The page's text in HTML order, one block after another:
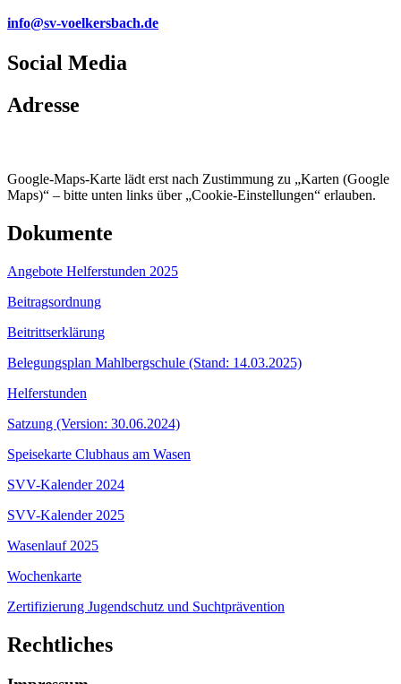
info@sv-voelkersbach.de
Social Media
Adresse
Google-Maps-Karte lädt erst nach Zustimmung zu „Karten (Google
Maps)“ – bitte unten links über „Cookie-Einstellungen“ erlauben.
Dokumente
Angebote Helferstunden 2025
Beitragsordnung
Beitrittserklärung
Belegungsplan Mahlbergschule (Stand: 14.03.2025)
Helferstunden
Satzung (Version: 30.06.2024)
Speisekarte Clubhaus am Wasen
SVV-Kalender 2024
SVV-Kalender 2025
Wasenlauf 2025
Wochenkarte
Zertifizierung Jugendschutz und Suchtprävention
Rechtliches